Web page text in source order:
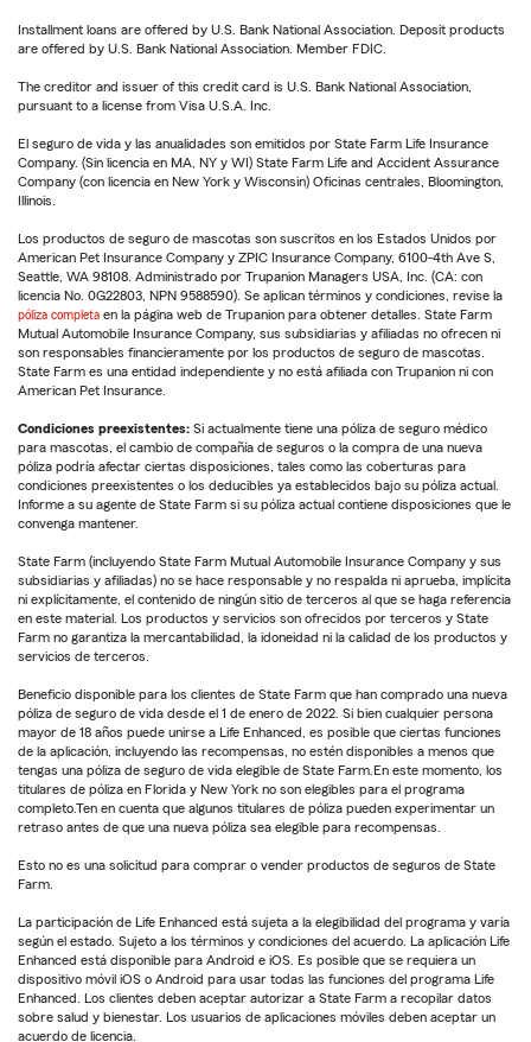
Installment loans are offered by U.S. Bank National Association. Deposit products
are offered by U.S. Bank National Association. Member FDIC.
The creditor and issuer of this credit card is U.S. Bank National Association,
pursuant to a license from Visa U.S.A. Inc.
El seguro de vida y las anualidades son emitidos por State Farm Life Insurance
Company. (Sin licencia en MA, NY y WI) State Farm Life and Accident Assurance
Company (con licencia en New York y Wisconsin) Oficinas centrales, Bloomington,
Illinois.
Los productos de seguro de mascotas son suscritos en los Estados Unidos por
American Pet Insurance Company y ZPIC Insurance Company, 6100-4th Ave S,
Seattle, WA 98108. Administrado por Trupanion Managers USA, Inc. (CA: con
licencia No. 0G22803, NPN 9588590). Se aplican términos y condiciones, revise la
póliza completa en la página web de Trupanion para obtener detalles. State Farm
Mutual Automobile Insurance Company, sus subsidiarias y afiliadas no ofrecen ni
son responsables financieramente por los productos de seguro de mascotas.
State Farm es una entidad independiente y no está afiliada con Trupanion ni con
American Pet Insurance.
Condiciones preexistentes: Si actualmente tiene una póliza de seguro médico
para mascotas, el cambio de compañía de seguros o la compra de una nueva
póliza podría afectar ciertas disposiciones, tales como las coberturas para
condiciones preexistentes o los deducibles ya establecidos bajo su póliza actual.
Informe a su agente de State Farm si su póliza actual contiene disposiciones que le
convenga mantener.
State Farm (incluyendo State Farm Mutual Automobile Insurance Company y sus
subsidiarias y afiliadas) no se hace responsable y no respalda ni aprueba, implícita
ni explícitamente, el contenido de ningún sitio de terceros al que se haga referencia
en este material. Los productos y servicios son ofrecidos por terceros y State
Farm no garantiza la mercantabilidad, la idoneidad ni la calidad de los productos y
servicios de terceros.
Beneficio disponible para los clientes de State Farm que han comprado una nueva
póliza de seguro de vida desde el 1 de enero de 2022. Si bien cualquier persona
mayor de 18 años puede unirse a Life Enhanced, es posible que ciertas funciones
de la aplicación, incluyendo las recompensas, no estén disponibles a menos que
tengas una póliza de seguro de vida elegible de State Farm.En este momento, los
titulares de póliza en Florida y New York no son elegibles para el programa
completo.Ten en cuenta que algunos titulares de póliza pueden experimentar un
retraso antes de que una nueva póliza sea elegible para recompensas.
Esto no es una solicitud para comprar o vender productos de seguros de State
Farm.
La participación de Life Enhanced está sujeta a la elegibilidad del programa y varía
según el estado. Sujeto a los términos y condiciones del acuerdo. La aplicación Life
Enhanced está disponible para Android e iOS. Es posible que se requiera un
dispositivo móvil iOS o Android para usar todas las funciones del programa Life
Enhanced. Los clientes deben aceptar autorizar a State Farm a recopilar datos
sobre salud y bienestar. Los usuarios de aplicaciones móviles deben aceptar un
acuerdo de licencia.